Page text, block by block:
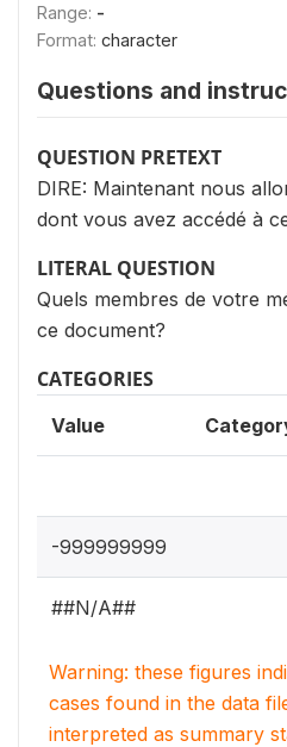
Range: -
Format: character
Questions and
QUESTION PRETEXT
DIRE: Maintenant nous
dont vous avez accédé à
LITERAL QUESTION
Quels membres de votre
ce document?
CATEGORIES
Value
-999999999
##N/A##
Warning: these figures
cases found in the data
interpreted as summary